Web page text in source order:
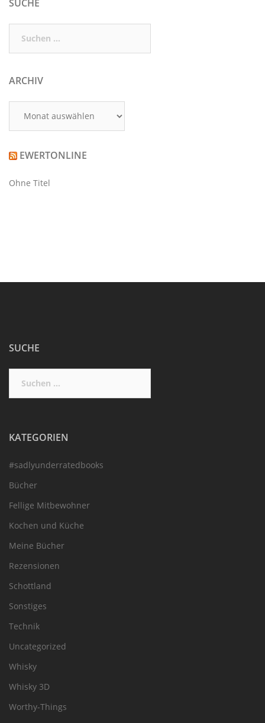
SUCHE
nach:
ARCHIV
EWERTONLINE
Ohne Titel
SUCHE
nach:
KATEGORIEN
#sadlyunderratedbooks
Bücher
Fellige Mitbewohner
Kochen und Küche
Meine Bücher
Rezensionen
Schottland
Sonstiges
Technik
Uncategorized
Whisky
Whisky 3D
Worthy-Things